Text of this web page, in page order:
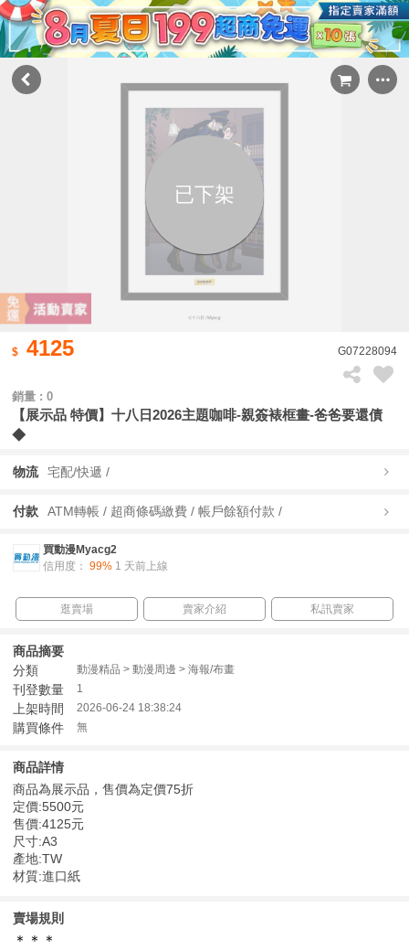
已下架
4125 G07228094
銷量 : 0
【展示品 特價】十八日2026主題咖啡-親簽裱框畫-爸爸要還債
◆
物流 宅配/快遞 /
付款 ATM轉帳 / 超商條碼繳費 / 帳戶餘額付款 /
買動漫Myacg2
信用度： 99% 1 天前上線
逛賣場 賣家介紹 私訊賣家
商品摘要
分類
動漫精品 > 動漫周邊 > 海報/布畫
刊登數量 1
上架時間 2026-06-24 18:38:24
購買條件 無
商品詳情
商品為展示品，售價為定價75折
定價:5500元
售價:4125元
尺寸:A3
產地:TW
材質:進口紙
賣場規則